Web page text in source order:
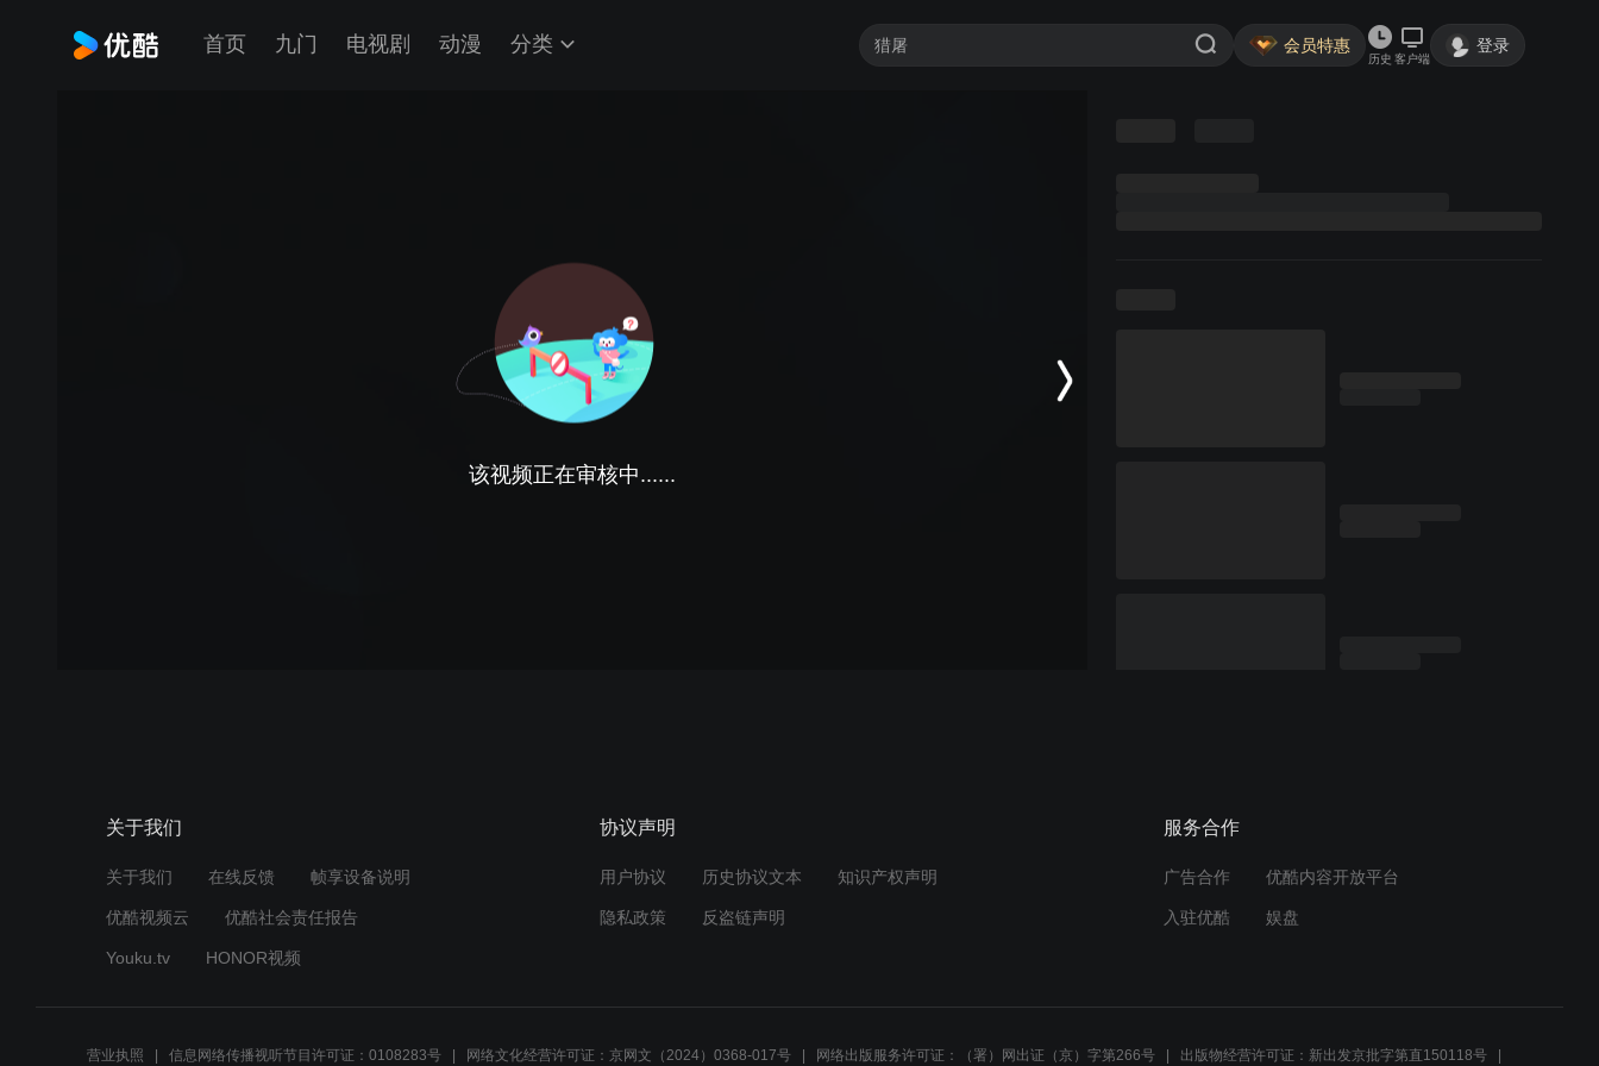
首页 九门 电视剧 动漫 分类 会员特惠
历史 客户端
登录
该视频正在审核中......
关于我们
关于我们 在线反馈 帧享设备说明
优酷视频云 优酷社会责任报告
Youku.tv HONOR视频
协议声明
用户协议 历史协议文本 知识产权声明
隐私政策 反盗链声明
服务合作
广告合作 优酷内容开放平台
入驻优酷 娱盘
营业执照 信息网络传播视听节目许可证：0108283号 网络文化经营许可证：京网文（2024）0368-017号 网络出版服务许可证：（署）网出证（京）字第266号 出版物经营许可证：新出发京批字第直150118号